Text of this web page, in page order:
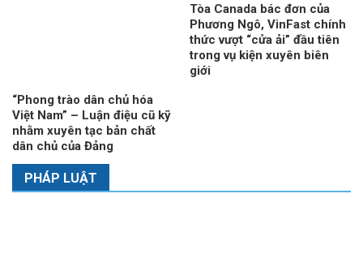
“Phong trào dân chủ hóa
Việt Nam” – Luận điệu cũ kỹ
nhằm xuyên tạc bản chất
dân chủ của Đảng
Tòa Canada bác đơn của
Phương Ngô, VinFast chính
thức vượt “cửa ải” đầu tiên
trong vụ kiện xuyên biên
giới
PHÁP LUẬT